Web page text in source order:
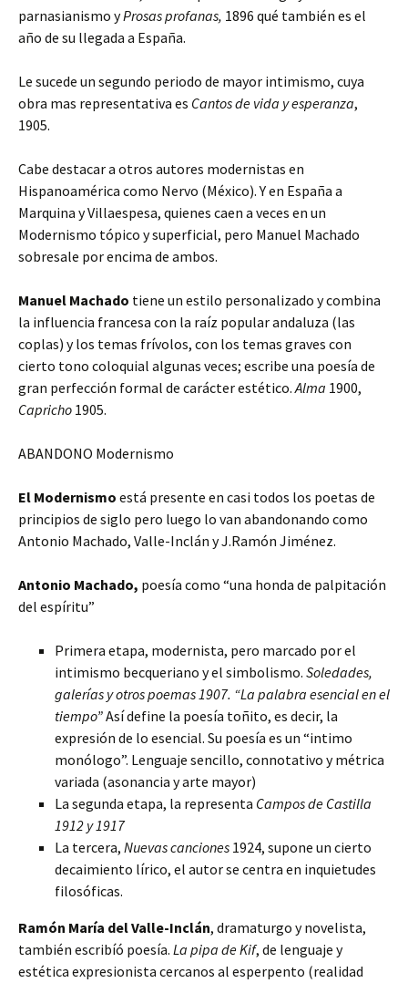
parnasianismo yProsas profanas, 1896 qué también es el
año de su llegada a España.
Le sucede un segundo periodo de mayor intimismo, cuya
obra mas representativa es Cantos de vida y esperanza,
1905.
Cabe destacar a otros autores modernistas en
Hispanoamérica como Nervo (México). Y en España a
Marquina y Villaespesa, quienes caen a veces en un
Modernismo tópico y superficial, pero Manuel Machado
sobresale por encima de ambos.
Manuel Machado tiene un estilo personalizado y combina
la influencia francesa con la raíz popular andaluza (las
coplas) y los temas frívolos, con los temas graves con
cierto tono coloquial algunas veces; escribe una poesía de
gran perfección formal de carácter estético.Alma 1900,
Capricho 1905.
ABANDONO Modernismo
El Modernismo está presente en casi todos los poetas de
principios de siglo pero luego lo van abandonando como
Antonio Machado, Valle-Inclán y J.Ramón Jiménez.
Antonio Machado, poesía como “una honda de palpitación
del espíritu”
Primera etapa, modernista, pero marcado por el
intimismo becqueriano y el simbolismo. Soledades,
galerías y otros poemas 1907. “La palabra esencial en el
tiempo”Así define la poesía toñito, es decir, la
expresión de lo esencial. Su poesía es un “intimo
monólogo”. Lenguaje sencillo, connotativo y métrica
variada (asonancia y arte mayor)
La segunda etapa, la representa Campos de Castilla
1912 y 1917
La tercera, Nuevas canciones 1924, supone un cierto
decaimiento lírico, el autor se centra en inquietudes
filosóficas.
Ramón María del Valle-Inclán, dramaturgo y novelista,
también escribíó poesía. La pipa de Kif, de lenguaje y
estética expresionista cercanos al esperpento (realidad